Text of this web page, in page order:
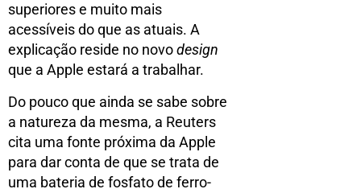
superiores e muito mais
acessíveis do que as atuais. A
explicação reside no novodesign
que a Apple estará a trabalhar.
Do pouco que ainda se sabe sobre
a natureza da mesma, a Reuters
cita uma fonte próxima da Apple
para dar conta de que se trata de
uma bateria de fosfato de ferro-